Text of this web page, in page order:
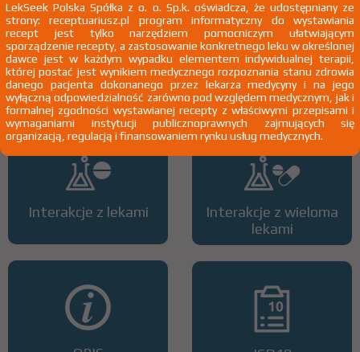
Wszystkie dawki leku
Interakcje z lekami
ATC
Interakcje z wieloma
lekami
LekSeek Polska Spółka z o. o. Sp.k. oświadcza, że udostępniany ze
strony: receptuariusz.pl program informatyczny do wystawiania
recept jest tylko narzędziem pomocniczym ułatwiającym
sporządzenie recepty, a zastosowanie konkretnego leku w określonej
dawce jest w każdym wypadku elementem indywidualnej terapii,
której postać jest wynikiem medycznego rozpoznania stanu zdrowia
danego pacjenta dokonanego przez lekarza medycyny i na jego
wyłączną odpowiedzialność zarówno pod względem medycznym, jak i
formalnej zgodności wystawianej recepty z właściwymi przepisami i
wymaganiami instytucji publicznoprawnych zajmujących się
organizacją, regulacją i finansowaniem rynku usług medycznych.